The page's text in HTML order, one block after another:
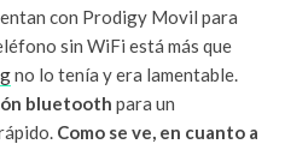
con Prodigy Movil para
sin WiFi está más que
no lo tenía y era lamentable.
bluetooth para un
Como se ve, en cuanto a